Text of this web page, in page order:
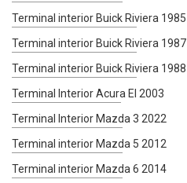
Terminal interior Buick Riviera 1985
Terminal interior Buick Riviera 1987
Terminal interior Buick Riviera 1988
Terminal Interior Acura El 2003
Terminal Interior Mazda 3 2022
Terminal interior Mazda 5 2012
Terminal interior Mazda 6 2014